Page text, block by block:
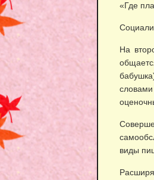
«Где
На
виды